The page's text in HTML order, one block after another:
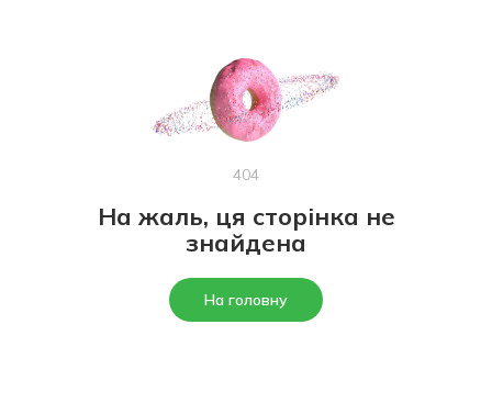
404
На жаль, ця сторінка не
знайдена
На головну